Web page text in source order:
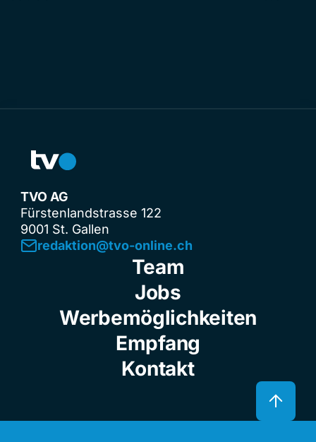
TVO AG
Fürstenlandstrasse 122
9001 St. Gallen
redaktion@tvo-online.ch
Team
Jobs
Werbemöglichkeiten
Empfang
Kontakt